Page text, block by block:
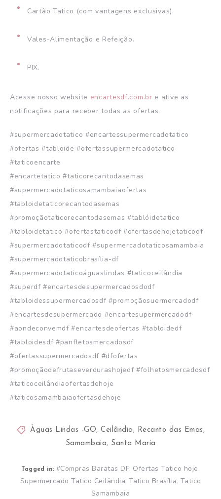
Cartão Tatico (com vantagens exclusivas).
Vales-Alimentação e Refeição.
PIX.
Acesse nosso website encartesdf.com.br e ative as
notificações para receber todas as ofertas.
#supermercadotatico #encartessupermercadotatico
#ofertas #tabloide #ofertassupermercadotatico
#taticoencarte
#encartetatico #taticorecantodasemas
#supermercadotaticosamambaiaofertas
#tabloidetaticorecantodasemas
#promoçãotaticorecantodasemas #tablóidetatico
#tabloidetatico #ofertastaticodf #ofertasdehojetaticodf
#supermercadotaticodf #supermercadotaticosamambaia
#supermercadotaticobrasília-df
#supermercadotaticoáguaslindas #taticoceilândia
#superdf #encartesdesupermercadosdodf
#tabloidessupermercadosdf #promoçãosuermercadodf
#encartesdesupermercado #encartesupermercadodf
#aondeconvemdf #encartesdeofertas #tabloidedf
#tabloidesdf #panfletosmercadosdf
#ofertassupermercadosdf #dfofertas
#promoçãodefrutaseverdurashojedf #folhetosmercadosdf
#taticoceilândiaofertasdehoje
#taticosamambaiaofertasdehoje
Àguas Lindas -GO,Ceilândia, Recanto das Emas,
Samambaia, Santa Maria
Tagged in: #Compras Baratas DF, Ofertas Tatico hoje,
Supermercado Tatico Ceilândia, Tatico Brasília, Tatico
Samambaia